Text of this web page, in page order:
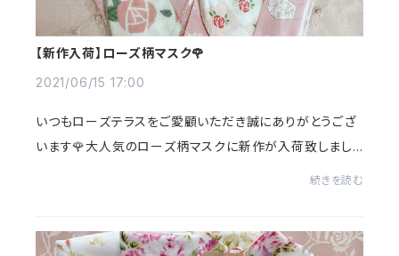
【新作入荷】ローズ柄マスク🌹
2021/06/15 17:00
いつもローズテラスをご愛顧いただき誠にありがとうござ
います🌹大人気のローズ柄マスクに新作が入荷致しまし
続きを読む